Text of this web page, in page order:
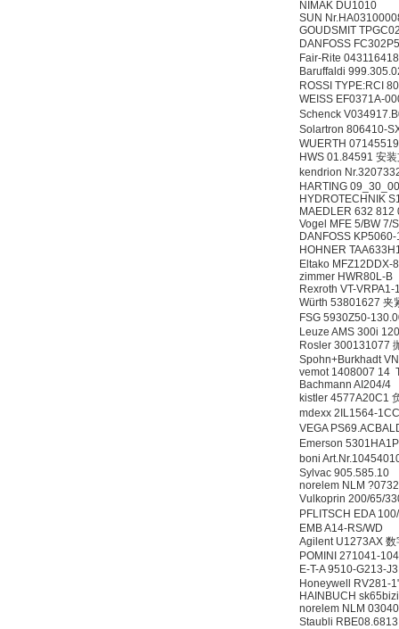
NIMAK DU1010
SUN
GOUDSMIT
DANFOSS
Fair-Rite
Baruffaldi
ROSSI TYPE:RCI
WEISS EF0371A-
Schenck
Solartron 806410-
WUERTH
HWS 01.84591 安
kendrion
HARTING
HYDROTECHNIK
MAEDLER 632
Vogel MFE 5/BW 7/
DANFOSS
HOHNER
Eltako MFZ12DDX-
zimmer HWR80L-B
Rexroth VT-
Würth 53801627 夹
FSG 5930Z50-
Leuze AMS 300i
Rosler 300131077
Spohn+Burkhadt
vemot 1408007 14
Bachmann AI204/4
kistler 4577A20C1
mdexx 2IL1564-
VEGA
Emerson
boni
Sylvac 905.585.10
norelem NLM
Vulkoprin 200/65/
PFLITSCH EDA
EMB A14-RS/WD
Agilent U1273AX 数
POMINI 271041-
E-T-A 9510-G213-
Honeywell RV281-
HAINBUCH
norelem NLM
Staubli